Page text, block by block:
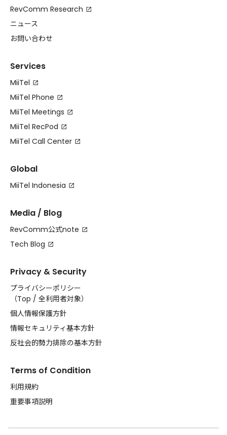
RevComm Research
ニュース
お問い合わせ
Services
MiiTel
MiiTel Phone
MiiTel Meetings
MiiTel RecPod
MiiTel Call Center
Global
MiiTel Indonesia
Media / Blog
RevComm公式note
Tech Blog
Privacy & Security
プライバシーポリシー
（Top / 全利用者対象）
個人情報保護方針
情報セキュリティ基本方針
反社会的勢力排除の基本方針
Terms of Condition
利用規約
重要事項説明